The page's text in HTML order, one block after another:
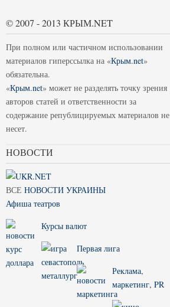
© 2007 - 2013 КРЫМ.NET
При полном или частичном использовании
материалов гиперссылка на «Крым.net»
обязательна.
«Крым.net» может не разделять точку зрения
авторов статей и ответственности за
содержание републицируемых материалов не
несет.
НОВОСТИ
ВСЕ НОВОСТИ УКРАИНЫ
Афиша театров
Курсы валют
Первая лига
Реклама,
маркетинг, PR